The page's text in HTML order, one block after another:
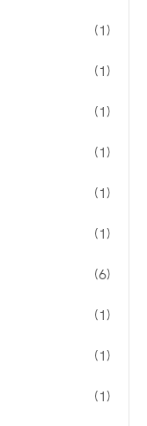
(1)
(1)
(1)
(1)
(1)
(1)
(6)
(1)
(1)
(1)